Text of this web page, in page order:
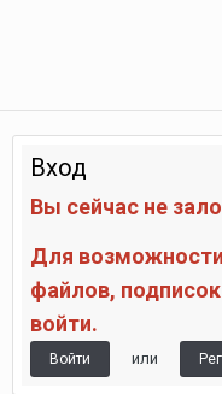
Вход
Вы сейчас не
Для
файлов,
войти.
Войти или